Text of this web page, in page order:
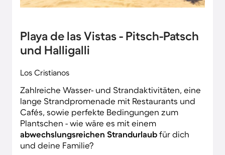
Playa de las Vistas - Pitsch-Patsch
und Halligalli
Los Cristianos
Zahlreiche Wasser- und Strandaktivitäten, eine
lange Strandpromenade mit Restaurants und
Cafés, sowie perfekte Bedingungen zum
Plantschen - wie wäre es mit einem
abwechslungsreichen Strandurlaub für dich
und deine Familie?